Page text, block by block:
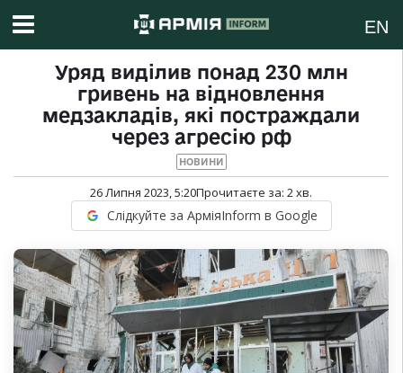
EN
Уряд виділив понад 230 млн
гривень на відновлення
медзакладів, які постраждали
через агресію рф
НОВИНИ
26 Липня 2023, 5:20Прочитаєте за: 2хв.
Слідкуйте за АрміяInform в Google